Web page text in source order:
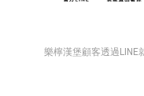
樂檸漢堡顧客透過LINE